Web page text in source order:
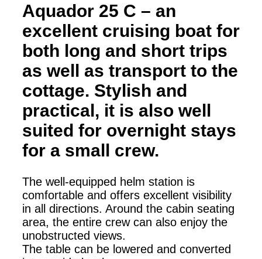
Aquador 25 C – an
excellent cruising boat for
both long and short trips
as well as transport to the
cottage. Stylish and
practical, it is also well
suited for overnight stays
for a small crew.
The well-equipped helm station is
comfortable and offers excellent visibility
in all directions. Around the cabin seating
area, the entire crew can also enjoy the
unobstructed views.
The table can be lowered and converted